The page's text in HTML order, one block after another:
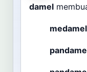
Dashboard
damel